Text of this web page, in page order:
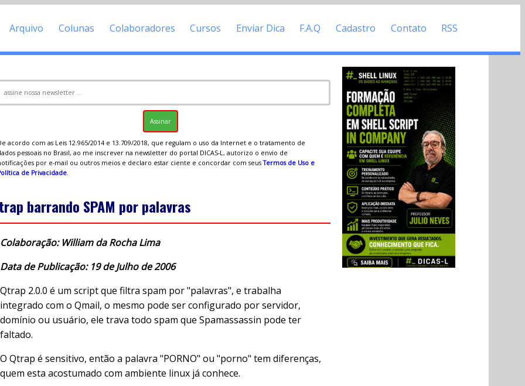
Arquivo Colunas Colaboradores Cursos Enviar Dica F.A.Q Cadastro Contato RSS
acordo com as Leis 12.965/2014 e 13.709/2018, que regulam o uso da Internet e o tratamento de
pessoais no Brasil, ao me inscrever na newsletter do portal DICAS-L, autorizo o envio de
por e-mail ou outros meios e declaro estar ciente e concordar com seusTermos de Uso e
de Privacidade.
barrando SPAM por palavras
Colaboração: William da Rocha Lima
Data de Publicação: 19 de Julho de 2006
Qtrap 2.0.0 é um script que filtra spam por "palavras", e trabalha
integrado com o Qmail, o mesmo pode ser configurado por servidor,
domínio ou usuário, ele trava todo spam que Spamassassin pode ter
faltado.
O Qtrap é sensitivo, então a palavra "PORNO" ou "porno" tem diferenças,
quem esta acostumado com ambiente linux já conhece.